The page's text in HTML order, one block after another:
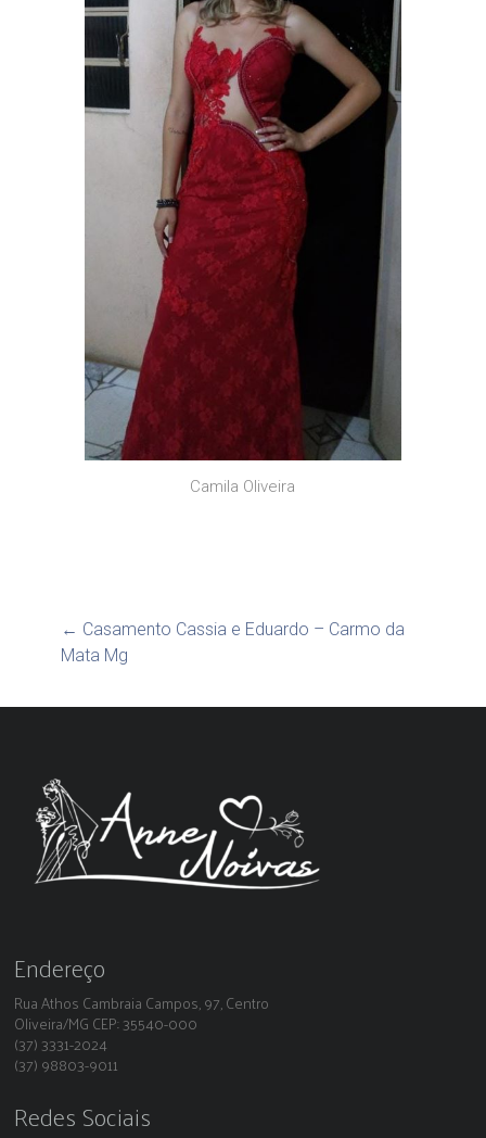
Camila Oliveira
← Casamento Cassia e Eduardo – Carmo da
Mata Mg
Endereço
Rua Athos Cambraia Campos, 97, Centro
Oliveira/MG CEP: 35540-000
(37) 3331-2024
(37) 98803-9011
Redes Sociais